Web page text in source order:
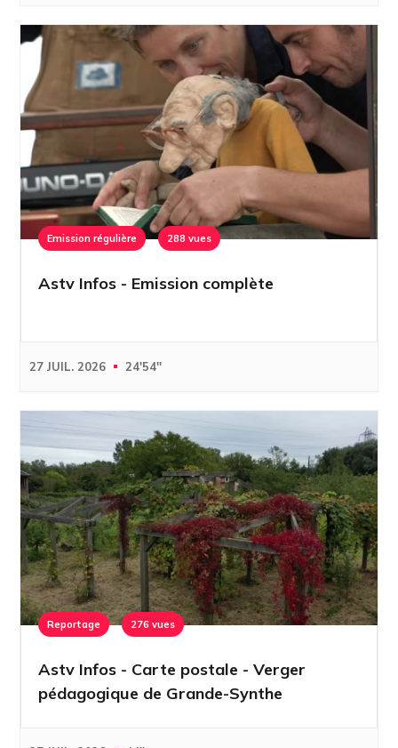
Emission régulière 288 vues
Astv Infos - Emission complète
27 JUIL. 2026 24'54''
Reportage 276 vues
Astv Infos - Carte postale - Verger
pédagogique de Grande-Synthe